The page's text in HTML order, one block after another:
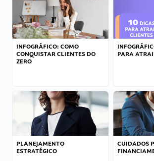
INFOGRÁFICO: COMO
CONQUISTAR CLIENTES DO
ZERO
PARA
PLANEJAMENTO
ESTRATÉGICO
CUIDADOS